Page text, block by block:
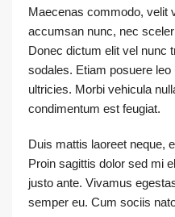
Maecenas commodo, velit
accumsan nunc, nec
Donec dictum elit vel nunc
sodales. Etiam posuere
ultricies. Morbi vehicula
condimentum est feugiat.
Duis mattis laoreet neque,
Proin sagittis dolor sed mi
justo ante. Vivamus
semper eu. Cum sociis